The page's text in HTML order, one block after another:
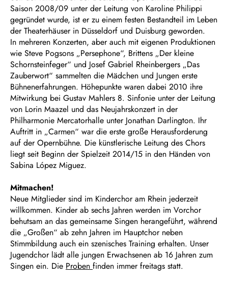
Saison 2008/09 unter der Leitung von Karoline Philippi
gegründet wurde, ist er zu einem festen Bestandteil im Leben
der Theaterhäuser in Düsseldorf und Duisburg geworden.
In mehreren Konzerten, aber auch mit eigenen Produktionen
wie Steve Pogsons „Persephone“, Brittens „Der kleine
Schornsteinfeger“ und Josef Gabriel Rheinbergers „Das
Zauberwort“ sammelten die Mädchen und Jungen erste
Bühnenerfahrungen. Höhepunkte waren dabei 2010 ihre
Mitwirkung bei Gustav Mahlers 8. Sinfonie unter der Leitung
von Lorin Maazel und das Neujahrskonzert in der
Philharmonie Mercatorhalle unter Jonathan Darlington. Ihr
Auftritt in „Carmen“ war die erste große Herausforderung
auf der Opernbühne. Die künstlerische Leitung des Chors
liegt seit Beginn der Spielzeit 2014/15 in den Händen von
Sabina López Miguez.
Mitmachen!
Neue Mitglieder sind im Kinderchor am Rhein jederzeit
willkommen. Kinder ab sechs Jahren werden im Vorchor
behutsam an das gemeinsame Singen herangeführt, während
die „Großen“ ab zehn Jahren im Hauptchor neben
Stimmbildung auch ein szenisches Training erhalten. Unser
Jugendchor lädt alle jungen Erwachsenen ab 16 Jahren zum
Singen ein. Die Proben finden immer freitags statt.